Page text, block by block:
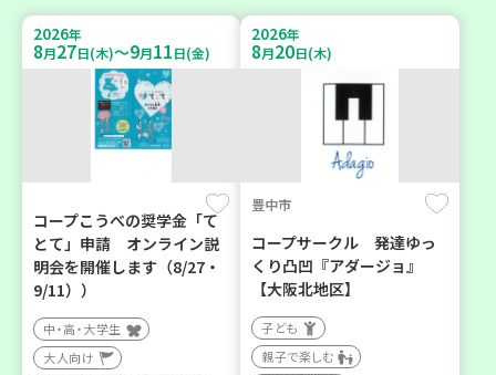
2026年
8月27日(木)～9月11日(金)
コープこうべの奨学金「て
とて」申請 オンライン説
明会を開催します（8/27・
9/11））
中・高・大学生
大人向け
2026年
8月20日(木)
豊中市
コープサークル 発達ゆっ
くり凸凹『アダージョ』
【大阪北地区】
子ども
親子で楽しむ